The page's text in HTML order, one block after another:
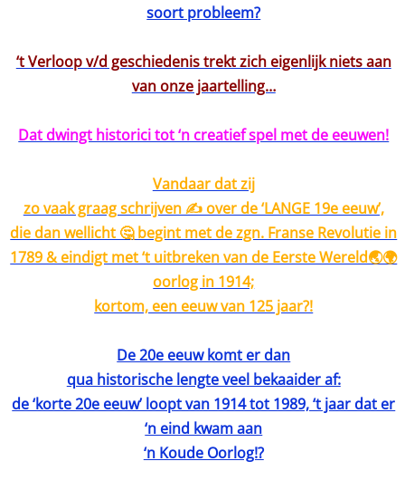
soort probleem?
‘t Verloop v/d geschiedenis trekt zich eigenlijk niets aan
van onze jaartelling…
Dat dwingt historici tot ‘n creatief spel met de eeuwen!
Vandaar dat zij
zo vaak graag schrijven ✍️ over de ‘LANGE 19e eeuw’,
die dan wellicht 🤔 begint met de zgn. Franse Revolutie in
1789 & eindigt met ‘t uitbreken van de Eerste Wereld🌏🌍
oorlog in 1914;
kortom, een eeuw van 125 jaar?!
De 20e eeuw komt er dan
qua historische lengte veel bekaaider af:
de ‘korte 20e eeuw’ loopt van 1914 tot 1989, ‘t jaar dat er
‘n eind kwam aan
‘n Koude Oorlog!?